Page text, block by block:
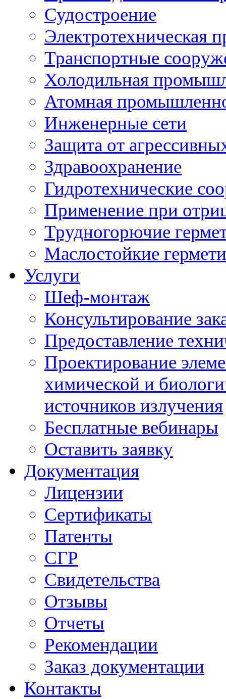
Судостроение
Электротехническая
Транспортные
Холодильная
Атомная
Инженерные сети
Защита от
Здравоохранение
Гидротехнические
Применение при
Трудногорючие
Маслостойкие
Услуги
Шеф-монтаж
Консультирование
Предоставление
Проектирование
химической и
источников излучения
Бесплатные вебинары
Оставить заявку
Документация
Лицензии
Сертификаты
Патенты
СГР
Свидетельства
Отзывы
Отчеты
Рекомендации
Заказ документации
Контакты